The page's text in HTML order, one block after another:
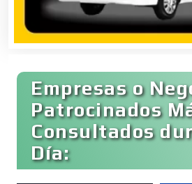
Bares y Cantinas
Basculas
Bebidas
Empresas o
Patrocinados
Consultados
Día: